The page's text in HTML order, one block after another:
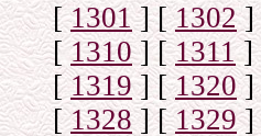
[1301] [1302]
[1310] [1311]
[1319] [1320]
[1328] [1329]